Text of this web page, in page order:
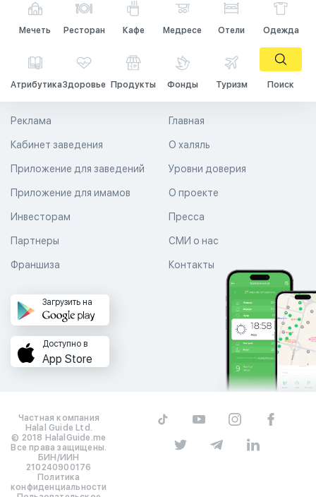
Мечеть Ресторан Кафе Медресе Отели Одежда
АтрибутикаЗдоровье Продукты Фонды Туризм Поиск
Главная
О халяль
Уровни доверия
Реклама
Кабинет заведения
Приложение для заведений
Приложение для имамов О проекте
Пресса
СМИ о нас
Контакты
Инвесторам
Партнеры
Франшиза
Загрузить на
Доступно в
App Store
Частная компания
Halal Guide Ltd.
© 2018 HalalGuide.me
Все права защищены.
БИН/ИИН
210240900176
Политика
конфиденциальности